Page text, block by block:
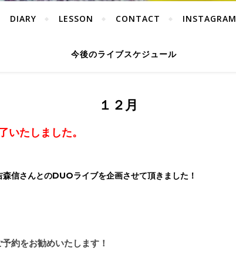
DIARY LESSON CONTACT INSTAGRAM
今後のライブスケジュール
１２月
たしました。
信さんとのDUOライブを企画させて頂きました！
約をお勧めいたします！